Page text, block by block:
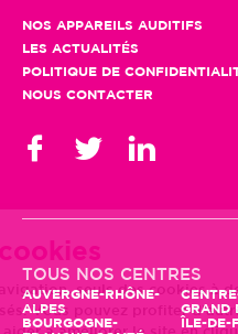
En poursuivant votre
des cookies à des fins
seront utilisés. Vous pouvez
NOS APPAREILS AUDITIFS
LES ACTUALITÉS
POLITIQUE DE
NOUS CONTACTER
TOUS NOS CENTRES
AUVERGNE-RHÔNE-
ALPES
BOURGOGNE-
GRAND
ÎLE-DE-